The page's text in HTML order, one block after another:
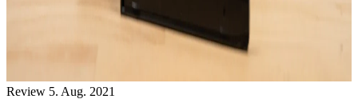
Review 5. Aug. 2021